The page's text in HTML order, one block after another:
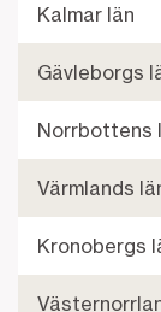
Kalmar län
Gävleborgs
Norrbottens
Värmlands
Kronobergs